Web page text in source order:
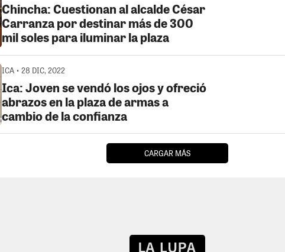
Chincha: Cuestionan al alcalde César
Carranza por destinar más de 300
mil soles para iluminar la plaza
ICA • 28 DIC, 2022
Ica: Joven se vendó los ojos y ofreció
abrazos en la plaza de armas a
cambio de la confianza
CARGAR MÁS